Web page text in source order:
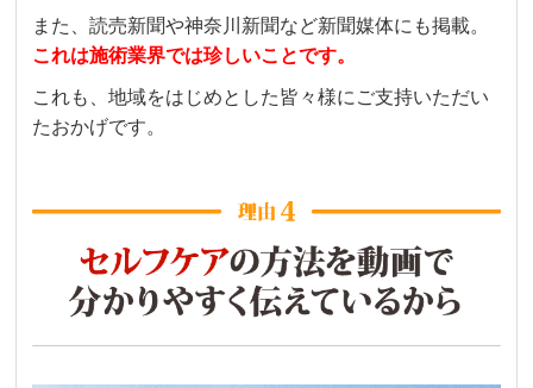
また、読売新聞や神奈川新聞など新聞媒体にも掲載。
これは施術業界では珍しいことです。
これも、地域をはじめとした皆々様にご支持いただい
たおかげです。